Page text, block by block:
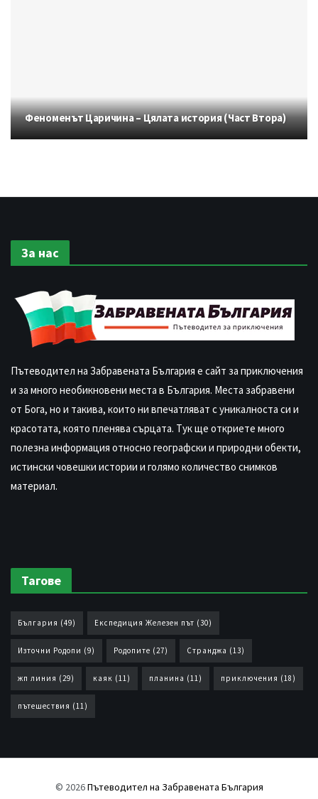
Феноменът Царичина – Цялата история (Част Втора)
За нас
Пътеводител на Забравената България е сайт за приключения
и за много необикновени места в България. Места забравени
от Бога, но и такива, които ни впечатляват с уникалноста си и
красотата, която пленява сърцата. Тук ще откриете много
полезна информация относно географски и природни обекти,
истински човешки истории и голямо количество снимков
материал.
Тагове
България (49) Експедиция Железен път (30)
Източни Родопи (9) Родопите (27) Странджа (13)
жп линия (29) каяк (11) планина (11) приключения (18)
пътешествия (11)
© 2026Пътеводител на Забравената България